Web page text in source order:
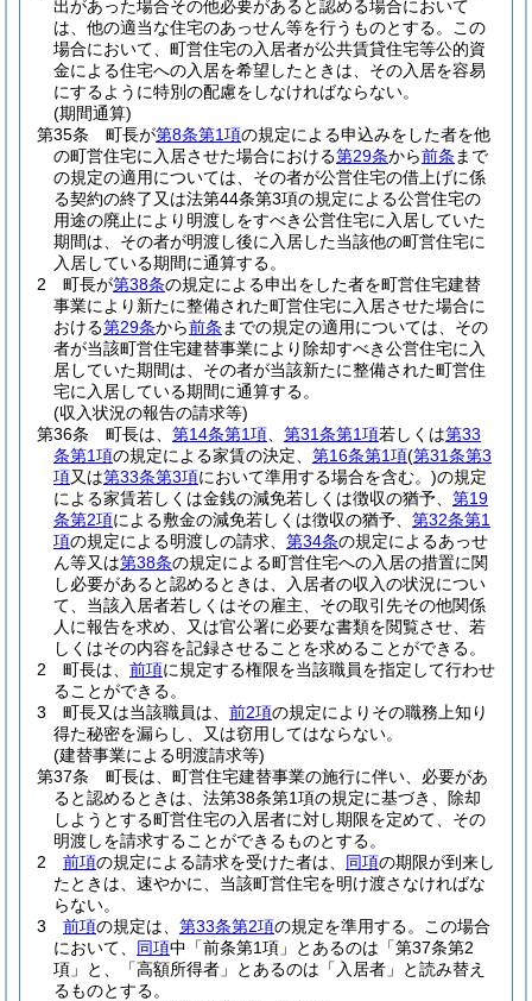
出があった場合その他必要があると認める場合において
は、他の適当な住宅のあっせん等を行うものとする。
この
場合において、町営住宅の入居者が公共賃貸住宅等公的資
金による住宅への入居を希望したときは、その入居を容易
にするように特別の配慮をしなければならない。
(期間通算)
第35条
町長が第8条第1項の規定による申込みをした者を他
の町営住宅に入居させた場合における第29条から前条 まで
の規定の適用については、その者が公営住宅の借上げに係
る契約の終了又は法第44条第3項の規定による公営住宅の
用途の廃止により明渡しをすべき公営住宅に入居していた
期間は、その者が明渡し後に入居した当該他の町営住宅に
入居している期間に通算する。
2
町長が第38条の規定による申出をした者を町営住宅建替
事業により新たに整備された町営住宅に入居させた場合に
おける第29条から前条 までの規定の適用については、その
者が当該町営住宅建替事業により除却すべき公営住宅に入
居していた期間は、その者が当該新たに整備された町営住
宅に入居している期間に通算する。
(収入状況の報告の請求等)
第36条
町長は、 第14条第1項 第31条第1項若しくは第33
条第1項の規定による家賃の決定、 第16条第1項(第31条第3
項又は第33条第3項において準用する場合を含む。)の規定
による家賃若しくは金銭の減免若しくは徴収の猶予、 第19
条第2項による敷金の減免若しくは徴収の猶予、 第32条第1
項の規定による明渡しの請求、 第34条の規定によるあっせ
ん等又は第38条の規定による町営住宅への入居の措置に関
し必要があると認めるときは、入居者の収入の状況につい
て、当該入居者若しくはその雇主、その取引先その他関係
人に報告を求め、又は官公署に必要な書類を閲覧させ、若
しくはその内容を記録させることを求めることができる。
2
町長は、 前項に規定する権限を当該職員を指定して行わせ
ることができる。
3
町長又は当該職員は、 前2項の規定によりその職務上知り
得た秘密を漏らし、又は窃用してはならない。
(建替事業による明渡請求等)
第37条
町長は、町営住宅建替事業の施行に伴い、必要があ
ると認めるときは、法第38条第1項の規定に基づき、除却
しようとする町営住宅の入居者に対し期限を定めて、その
明渡しを請求することができるものとする。
2
前項の規定による請求を受けた者は、 同項の期限が到来し
たときは、速やかに、当該町営住宅を明け渡さなければな
らない。
3
前項の規定は、 第33条第2項の規定を準用する。
この場合
において、 同項中「前条第1項」とあるのは「第37条第2
項」と、「高額所得者」とあるのは「入居者」と読み替え
るものとする。